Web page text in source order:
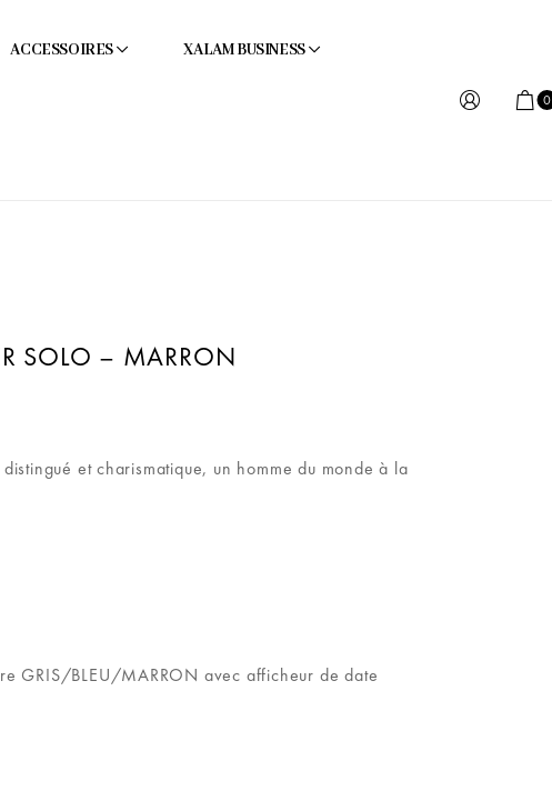
ACCESSOIRES XALAM BUSINESS
0
SOLO – MARRON
et charismatique, un homme du monde à la
GRIS/BLEU/MARRON avec afficheur de date